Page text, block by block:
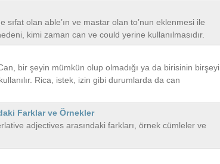
olan able’ın ve mastar olan to’nun eklenmesi ile
kimi zaman can ve could yerine kullanılmasıdır.
bir şeyin mümkün olup olmadığı ya da birisinin birşeyi
Rica, istek, izin gibi durumlarda da can
Farklar ve Örnekler
adjectives arasındaki farkları, örnek cümleler ve